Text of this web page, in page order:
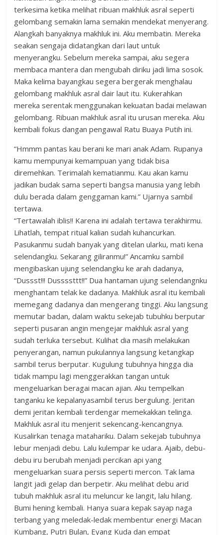
terkesima ketika melihat ribuan makhluk asral seperti
gelombang semakin lama semakin mendekat menyerang.
Alangkah banyaknya makhluk ini. Aku membatin. Mereka
seakan sengaja didatangkan dari laut untuk
menyerangku. Sebelum mereka sampai, aku segera
membaca mantera dan mengubah diriku jadi lima sosok.
Maka kelima bayangkau segera bergerak menghalau
gelombang makhluk asral dair laut itu. Kukerahkan
mereka serentak menggunakan kekuatan badai melawan
gelombang. Ribuan makhluk asral itu urusan mereka. Aku
kembali fokus dangan pengawal Ratu Buaya Putih ini.
“Hmmm pantas kau berani ke mari anak Adam. Rupanya
kamu mempunyai kemampuan yang tidak bisa
diremehkan. Terimalah kematianmu. Kau akan kamu
jadikan budak sama seperti bangsa manusia yang lebih
dulu berada dalam genggaman kami.” Ujarnya sambil
tertawa.
“Tertawalah iblis!! Karena ini adalah tertawa terakhirmu.
Lihatlah, tempat ritual kalian sudah kuhancurkan.
Pasukanmu sudah banyak yang ditelan ularku, mati kena
selendangku. Sekarang giliranmu!” Ancamku sambil
mengibaskan ujung selendangku ke arah dadanya,
“Dussst!!! Dussssttt!!” Dua hantaman ujung selendangnku
menghantam telak ke dadanya. Makhluk asral itu kembali
memegang dadanya dan mengerang tinggi. Aku langsung
memutar badan, dalam waktu sekejab tubuhku berputar
seperti pusaran angin mengejar makhluk asral yang
sudah terluka tersebut. Kulihat dia masih melakukan
penyerangan, namun pukulannya langsung ketangkap
sambil terus berputar. Kugulung tubuhnya hingga dia
tidak mampu lagi menggerakkan tangan untuk
mengeluarkan beragai macan ajian. Aku tempelkan
tanganku ke kepalanyasambil terus bergulung. Jeritan
demi jeritan kembali terdengar memekakkan telinga.
Makhluk asral itu menjerit sekencang-kencangnya.
Kusalirkan tenaga matahariku. Dalam sekejab tubuhnya
lebur menjadi debu. Lalu kulempar ke udara. Ajaib, debu-
debu iru berubah menjadi percikan api yang
mengeluarkan suara persis seperti mercon. Tak lama
langit jadi gelap dan berpetir. Aku melihat debu arid
tubuh makhluk asral itu meluncur ke langit, lalu hilang.
Bumi hening kembali. Hanya suara kepak sayap naga
terbang yang meledak-ledak membentur energi Macan
Kumbang, Putri Bulan, Eyang Kuda dan empat